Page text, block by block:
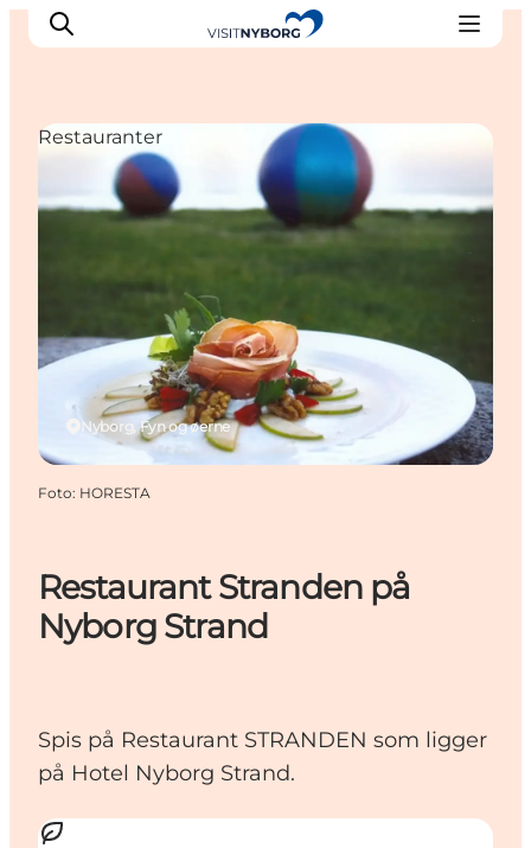
Oplev Nyborg
Outdoor
Planlæg din tur
Book & køb
Restaurant Stranden på
Nyborg Strand
Spis på Restaurant STRANDEN som ligger
på Hotel Nyborg Strand.
Nyborg, Fyn og øerne
Restauranter
Foto: HORESTA